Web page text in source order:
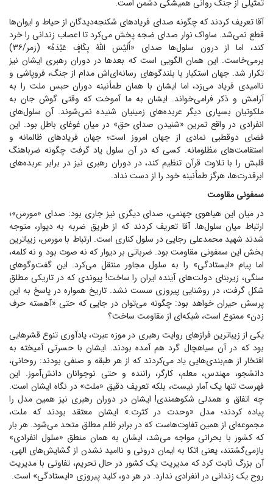
تمثیلی از جنگ روانی همیشگی دشمن است.
آقا تعریف کردند که چگونه صدای فریاد‌های شکنجه‌دیدگان از حیاط و ایوان‌ها
قطع نمی‌شد. ساواک نوار صدای ضجه پخش می‌کرد تا اعصاب زندانی را خرد
کند، اما از درون سلول‌ها صدای «أَلَیْسَ اللَّهُ بِکَافٍ عَبْدَهُ» (زمر/۳۶)
برمی‌خاست. این همان الگویی است که بعد‌ها در دوران رهبری ایشان نیز
تکرار شد. جهان استکبار با بلندگو‌های رسانه‌ای‌اش مدام از جنگ، فروپاشی و
ناامیدی فریاد می‌زد، اما ایشان با همان طمأنینه دوران حبس ملت را به
آرامش و ذکر فرامی‌خواند. ایشان به ما آموخت که وقتی گوش جان به
ملکوتیان بسپاری دیگر عربده‌های زمینیان شنیده نمی‌شوند. آن سلول‌های
انفرادی در واقع تمرین «شنیدن صدای حق» در میان غوغای باطل بود. این
فضای دوقطبی نمادی از جهان امروز است؛ جهان فریاد‌های ظالمانه و
استقامت‌های مظلومانه. کسی که در آن سلول یاد گرفت چگونه ضرباهنگ
قلبش را با تلاوت قرآن تنظیم کند، در دوران رهبری نیز در برابر عربده‌های
ابرقدرت‌ها، هرگز طمأنینه خود را از دست نداد.
سمفونی مقاومت
در میان این هیاهوی جهنمی، صدای دیگری نیز جاری بود: صدای «مورس»؛
ارتباط میان سلول‌ها. آقا تعریف کردند که از طریق ضربه به دیوار، متوجه
شدند شهید محمدعلی رجایی در سلول کناری است. ارتباط با مورس، زیباترین
بخش این سمفونی مقاومت بود. ضرباتی بر دیوار که نه صوت بود و نه کلمه،
اما پیام «ایستادگی» را به سلول مجاور منتقل می‌کرد. این گفت‌و‌گو‌های
سنگی، زیربنای دولت‌های آینده ایران را ساخت! پیوندی که در تاریکی مطلق
شکل گرفت، در روشنایی پیروزی سست نشد. تاریخ همواره در پاسخ به این
پرسش حیران خواهد بود: چگونه می‌توان در جایی که حتی «آهسته حرف
زدن» ممنوع است، شبکه‌ای از مقاومت ساخت؟
یکی از زیباترین فراز‌های روایت رهبری در موزه عبرت، یادآوری تنوع قشر‌هایی
بود که در آن سیاهچال گرد هم آمده بودند. ایشان با حسرتی آمیخته به
افتخار از هم‌بندی‌هایی یاد می‌کردند که از هر طبقه و صنفی بودند: روحانی،
دانشجو، مهندس، معلم، کارگر، راننده و حتی نوجوانان دانش‌آموز. این
فهرست تنها یک آمار نیست، بلکه تعریف دقیق «ملت» در نگاه ایشان است.
چه اتفاق و همدلی شکوهمندی! ایشان در دوران رهبری نیز همین مدل را
پیاده کردند؛ مدل «وحدت در کثرت.» ایشان معتقد بودند که ملت،
مجموعه‌ای از همین تفاوت‌هاست که در برابر ظلم مطلق متحد می‌شود. هر بار
که کشور با بحرانی مواجه می‌شد، ایشان به همان منطق «سلول انفرادی»
بازمی‌گشتند، یعنی اتکا به ایمان درونی و ناامید نشدن از گشایش‌های الهی.
آن بزرگ ثابت کرد که مدیریت یک کشور در حال تحریم، تفاوتی با مدیریت
روح یک زندانی در انفرادی ندارد. در هر دو، کلید پیروزی «ایستادگی» است.